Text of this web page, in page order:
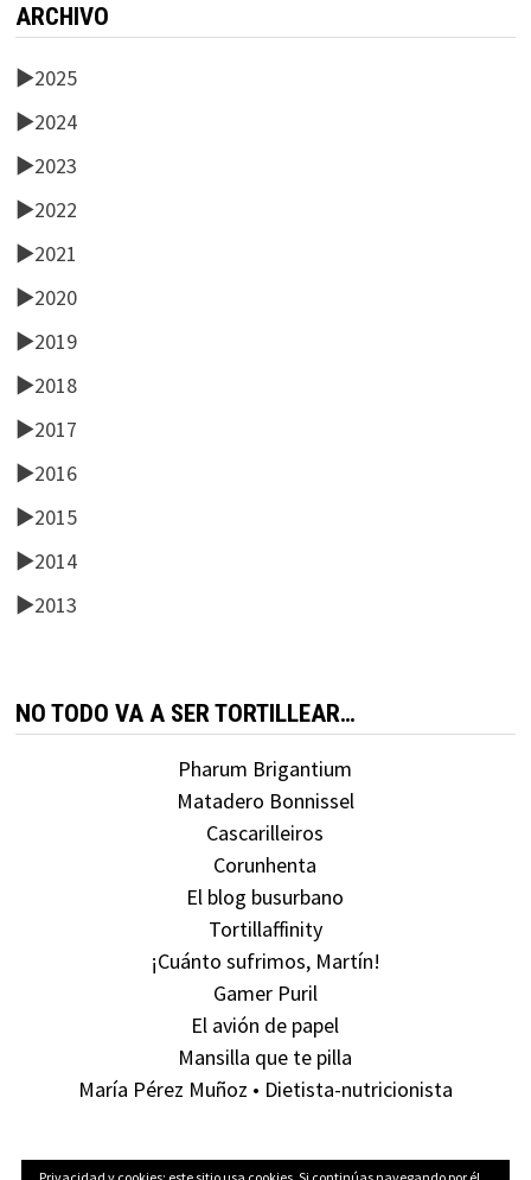
ARCHIVO
►2025
►2024
►2023
►2022
►2021
►2020
►2019
►2018
►2017
►2016
►2015
►2014
►2013
NO TODO VA A SER TORTILLEAR…
Pharum Brigantium
Matadero Bonnissel
Cascarilleiros
Corunhenta
El blog busurbano
Tortillaffinity
¡Cuánto sufrimos, Martín!
Gamer Puril
El avión de papel
Mansilla que te pilla
María Pérez Muñoz • Dietista-nutricionista